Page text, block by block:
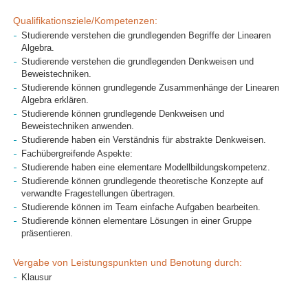
Qualifikationsziele/Kompetenzen:
Studierende verstehen die grundlegenden Begriffe der Linearen
Algebra.
Studierende verstehen die grundlegenden Denkweisen und
Beweistechniken.
Studierende können grundlegende Zusammenhänge der Linearen
Algebra erklären.
Studierende können grundlegende Denkweisen und
Beweistechniken anwenden.
Studierende haben ein Verständnis für abstrakte Denkweisen.
Fachübergreifende Aspekte:
Studierende haben eine elementare Modellbildungskompetenz.
Studierende können grundlegende theoretische Konzepte auf
verwandte Fragestellungen übertragen.
Studierende können im Team einfache Aufgaben bearbeiten.
Studierende können elementare Lösungen in einer Gruppe
präsentieren.
Vergabe von Leistungspunkten und Benotung durch:
Klausur